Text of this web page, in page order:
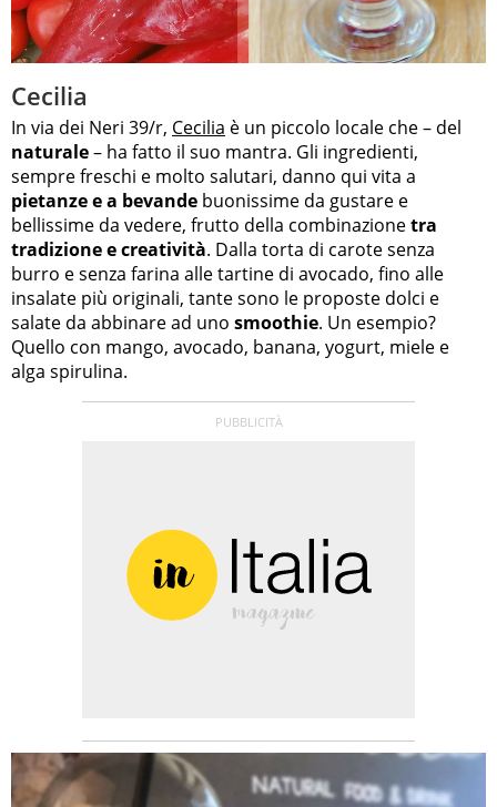
Cecilia
In via dei Neri 39/r, Cecilia è un piccolo locale che – del
naturale– ha fatto il suo mantra. Gli ingredienti,
sempre freschi e molto salutari, danno qui vita a
pietanze e a bevande buonissime da gustare e
bellissime da vedere, frutto della combinazionetra
tradizione e creatività. Dalla torta di carote senza
burro e senza farina alle tartine di avocado, fino alle
insalate più originali, tante sono le proposte dolci e
salate da abbinare ad uno smoothie. Un esempio?
Quello con mango, avocado, banana, yogurt, miele e
alga spirulina.